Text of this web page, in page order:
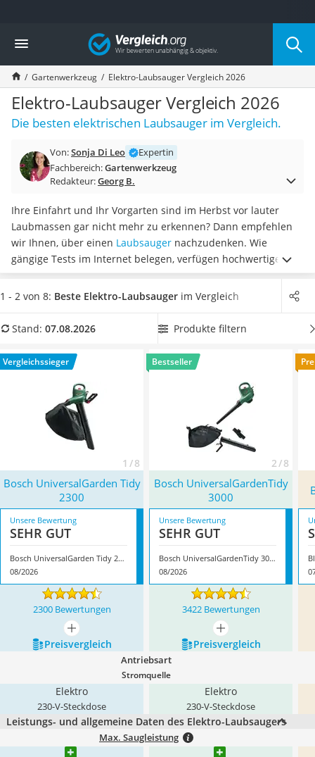
Die beliebtesten Vergleiche nach Kategorie
Baumarkt
Tresor feuerfest
Makita-Akku-Rasenmäher
Kappsäge
Smartes Türschloss
Akku-Rasentrimmer
Split-Klimaanlage 2 Innengeräte
Pelletofen
Tiefbrunnenpumpe
Fliesenschneider
Hochdruckreiniger
Doppelschleifer
Überwachungskamera
Benzinrasenmäher mit Elektrostart
Löschdecke
Winterharte Palmen
Gasdurchlauferhitzer
Vergleich
Gartenwerkzeug Elektro-Laubsauger Vergleich 2026
Elektro-Laubsauger Vergleich 2026
Die besten elektrischen Laubsauger im Vergleich.
Von:Sonja Di Leo
Expertin
Fachbereich:Gartenwerkzeug
Redakteur:Georg B.
Ihre Einfahrt und Ihr Vorgarten sind im Herbst vor lauter
Laubmassen gar nicht mehr zu erkennen? Dann empfehlen
wir Ihnen, über einen Laubsauger nachzudenken. Wie
gängige Tests im Internet belegen, verfügen hochwertige
Geräte nicht nur über eine Saug- und Blas-, sondern
gleichermaßen über einepraktische Häckselfunktion
Wenn
möchten, dann wählen Sie jetzt einen Elektro-Laubsauger aus
jede haushaltsübliche 230-Volt-Steckdose anschließen
können. Überzeugt hat uns hier im August 2026 besonders
Bosch UniversalGarden Tidy 2300
mit seinen
Eigenschaften.
1 - 2 von 8: Beste Elektro-Laubsauger im Vergleich
Stand: 07.08.2026 Produkte filtern
Vergleichssieger
1 / 8
Bestseller
2 / 8
Bosch UniversalGarden Tidy
2300
Bosch UniversalGardenTidy
3000
Unsere Bewertung
SEHR GUT
Bosch UniversalGarden Tidy 2300
08/2026
Unsere Bewertung
SEHR GUT
Bosch UniversalGardenTidy 3000
08/2026
2300 Bewertungen 3422 Bewertungen
mehr anzeigen
mehr anzeigen
Preis­vergleich
Preis­vergleich
Antriebsart
Stromquelle
Elektro
230-V-Steckdose
Elektro
230-V-Steckdose
Leistungs- und allgemeine Daten des Elektro-Laubsaugers
Max. Saugleistung